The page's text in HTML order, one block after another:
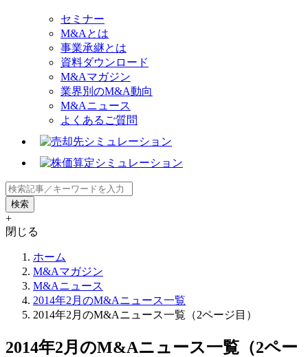
セミナー
M&Aとは
事業承継とは
資料ダウンロード
M&Aマガジン
業界別のM&A動向
M&Aニュース
よくあるご質問
+
閉じる
ホーム
M&Aマガジン
M&Aニュース
2014年2月のM&Aニュース一覧
2014年2月のM&Aニュース一覧（2ページ目）
2014年2月のM&Aニュース一覧（2ペー